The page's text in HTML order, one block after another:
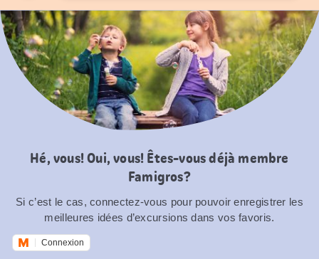
Hé, vous! Oui, vous! Êtes-vous déjà membre
Famigros?
Si c’est le cas, connectez-vous pour pouvoir enregistrer les
meilleures idées d’excursions dans vos favoris.
Connexion